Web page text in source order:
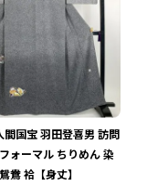
間国宝 羽田登喜男 訪問
ォーマル ちりめん 染
鴦 袷【身丈】